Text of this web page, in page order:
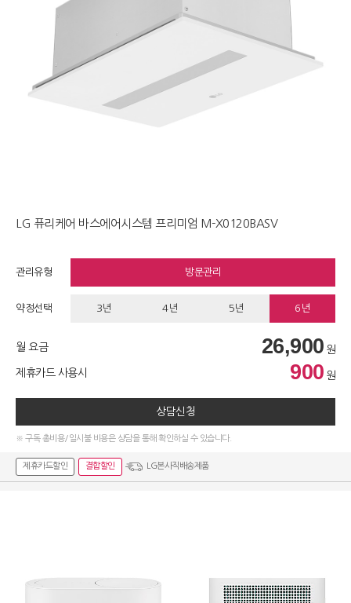
LG 퓨리케어 바스에어시스템 프리미엄 M-X0120BASV
관리유형 방문관리
약정선택 3년 4년 5년 6년
월 요금 26,900 원
제휴카드 사용시 900 원
상담신청
※ 구독 총비용/일시불 비용은 상담을 통해 확인하실 수 있습니다.
제휴카드할인 결합할인 LG본사직배송제품